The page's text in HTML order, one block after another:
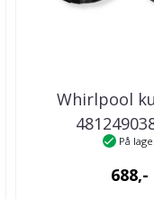
Whirlpool
På
688,-